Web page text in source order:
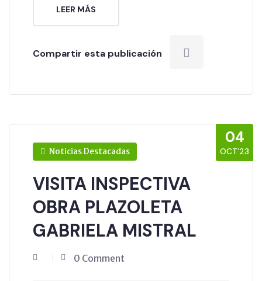
LEER MÁS
Compartir esta publicación
04
OCT’23
Noticias Destacadas
VISITA INSPECTIVA
OBRA PLAZOLETA
GABRIELA MISTRAL
0 Comment